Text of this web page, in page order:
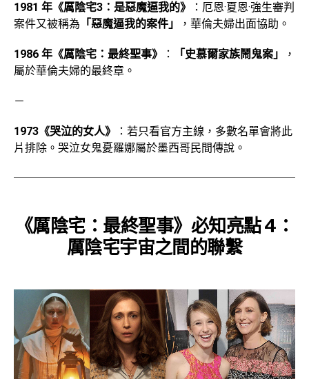
1981 年《厲陰宅3：是惡魔逼我的》
：厄恩·夏恩·強生審判
案件又被稱為 「惡魔逼我的案件」 ，華倫夫婦出面協助。
1986 年《厲陰宅：最終聖事》 ： 「史慕爾家族鬧鬼案」
，
屬於華倫夫婦的最終章。
－
1973《哭泣的女人》
：若只看官方主線，多數名單會將此
片排除。哭泣女鬼憂羅娜屬於墨西哥民間傳說。
《厲陰宅：最終聖事》必知亮點 4：
厲陰宅宇宙之間的聯繫